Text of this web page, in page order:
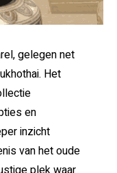
gelegen net
Het
en
inzicht
van het oude